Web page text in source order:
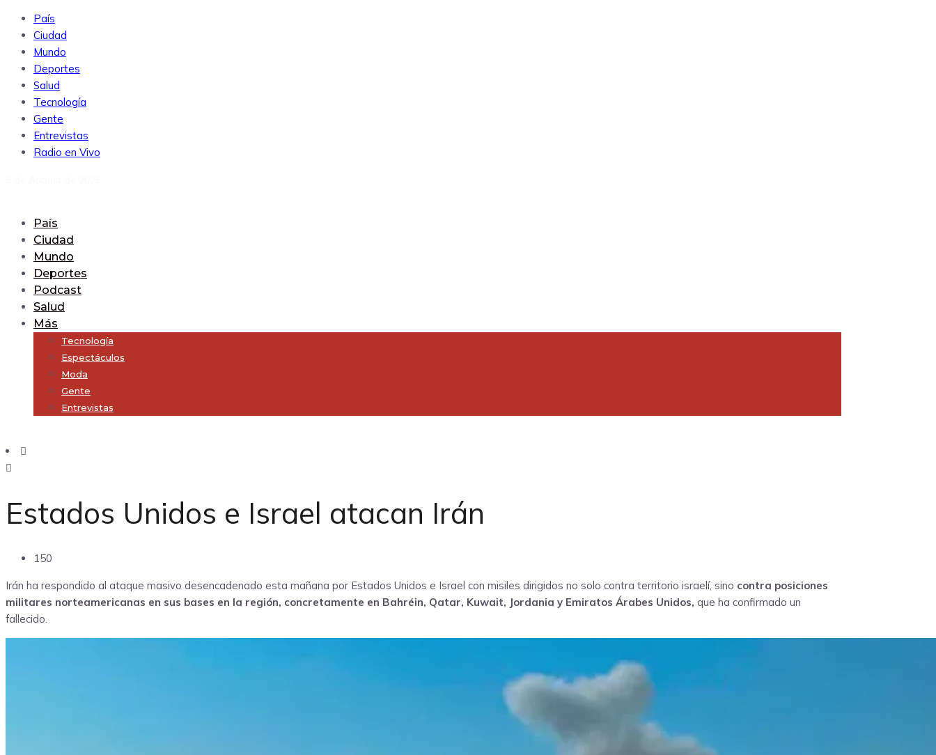
País
Ciudad
Mundo
Deportes
Salud
Tecnología
Gente
Entrevistas
Radio en Vivo
País
Ciudad
Mundo
Deportes
Podcast
Salud
Más
Tecnología
Espectáculos
Moda
Gente
Entrevistas
Estados Unidos e Israel atacan Irán
150
Irán ha respondido al ataque masivo desencadenado esta mañana por Estados Unidos e Israel con misiles dirigidos no solo contra territorio israelí, sino contra posiciones
militares norteamericanas en sus bases en la región, concretamente en Bahréin, Qatar, Kuwait, Jordania y Emiratos Árabes Unidos, que ha confirmado un
fallecido.